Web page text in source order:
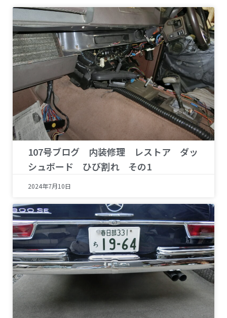
107号ブログ 内装修理 レストア ダッ
シュボード ひび割れ その1
2024年7月10日
ー
ジ ジ ジ
ー
ジ
ー
ジ